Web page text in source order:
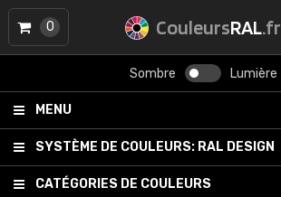
CouleursRAL.fr
Sombre Lumière
MENU
SYSTÈME DE COULEURS: RAL DESIGN
CATÉGORIES DE COULEURS
0